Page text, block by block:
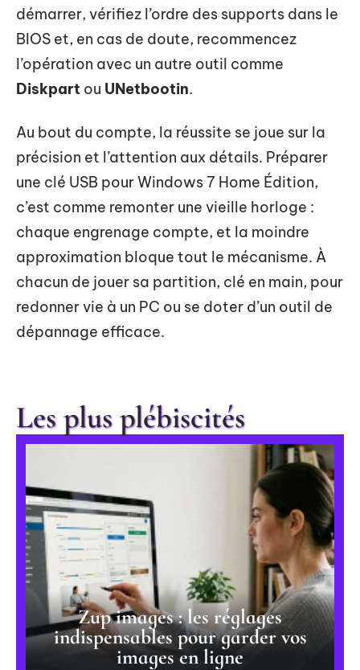
démarrer, vérifiez l’ordre des supports dans le
BIOS et, en cas de doute, recommencez
l’opération avec un autre outil comme
Diskpart ou UNetbootin.
Au bout du compte, la réussite se joue sur la
précision et l’attention aux détails. Préparer
une clé USB pour Windows 7 Home Édition,
c’est comme remonter une vieille horloge :
chaque engrenage compte, et la moindre
approximation bloque tout le mécanisme. À
chacun de jouer sa partition, clé en main, pour
redonner vie à un PC ou se doter d’un outil de
dépannage efficace.
Les plus plébiscités
Zup images : les réglages
indispensables pour garder vos
images en ligne